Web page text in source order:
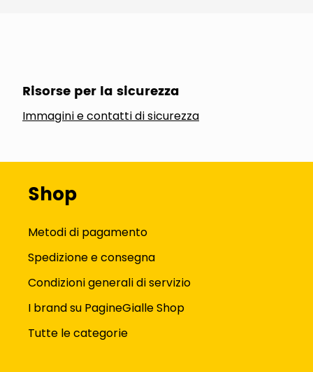
Risorse per la sicurezza
Immagini e contatti di sicurezza
Shop
Metodi di pagamento
Spedizione e consegna
Condizioni generali di servizio
I brand su PagineGialle Shop
Tutte le categorie